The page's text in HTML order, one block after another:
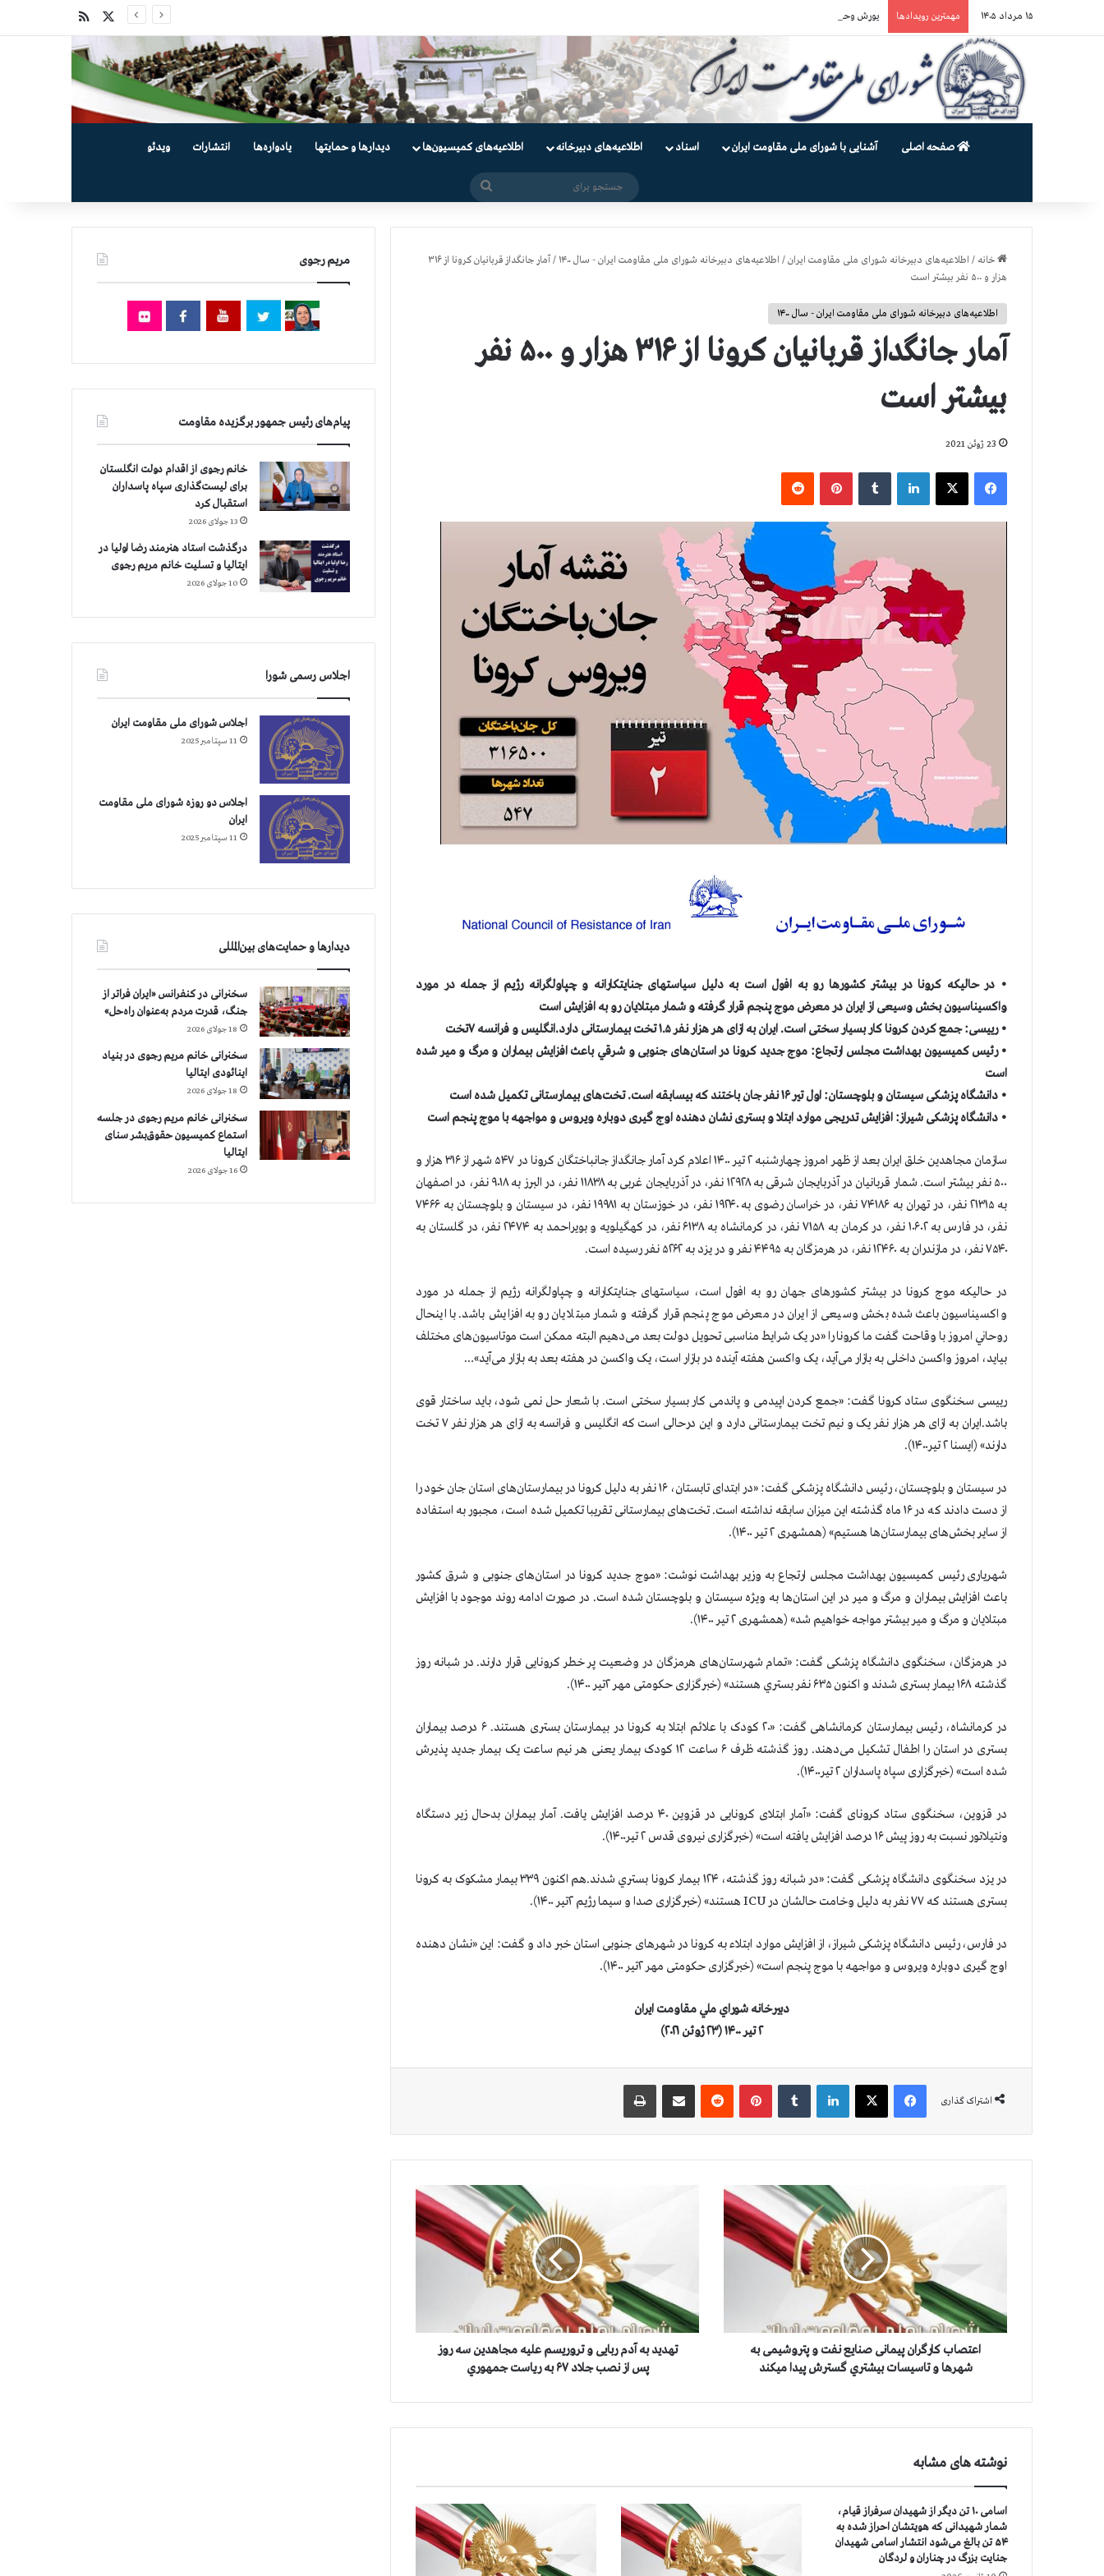
۱۵ مرداد ۱۴۰۵ مهمترین رویدادها یورش وحشیانه گارد زندان اوین به سالن ۵ بند ۷ و ضرب و شتم زندانیان
صفحه اصلی آشنایی با شورای ملی مقاومت ایران اسناد اطلاعیه‌های دبیرخانه اطلاعیه‌های کمیسیون‌‌ها دیدارها و حمایتها یادواره‌ها انتشارات ویدئو
خانه / اطلاعیه‌های دبیرخانه شورای ملی مقاومت ایران/ اطلاعیه‌های دبیرخانه شورای ملی مقاومت ایران - سال ۱۴۰۰ /
آمار جانگداز قربانيان كرونا از ۳۱۶
هزار و ۵۰۰ نفر بيشتر است
اطلاعیه‌های دبیرخانه شورای ملی مقاومت ایران - سال ۱۴۰۰
آمار جانگداز قربانيان كرونا از ۳۱۶ هزار و ۵۰۰ نفر
بيشتر است
23 ژوئن 2021
فیس بوک X ‫پین‌ترست
• در حالیکه کرونا در بیشتر کشورها رو به افول است به دلیل سیاستهای جنایتکارانه و چپاولگرانه رژیم از جمله در مورد
واکسیناسیون بخش وسیعی از ایران در معرض موج پنجم قرار گرفته و شمار مبتلایان رو به افزایش است
• رییسی: جمع کردن كرونا کار بسیار سختی است. ایران به ازای هر هزار نفر ۱.۵ تخت بیمارستانی دارد.انگلیس و فرانسه ۷تخت
• رئیس کمیسیون بهداشت مجلس ارتجاع: موج جدید کرونا در استان‌های جنوبی و شرقي باعث افزایش بیماران و مرگ و میر شده
است
• دانشگاه پزشکی سیستان و بلوچستان: اول تير ۱۶ نفر جان باختند كه بيسابقه است. تخت‌های بیمارستانی تکمیل شده است
• دانشگاه پزشکی شیراز: افزایش تدریجی موارد ابتلا و بستری نشان دهنده اوج گیری دوباره ویروس و مواجهه با موج پنجم است
سازمان مجاهدين خلق ايران بعد از ظهر امروز چهارشنبه ۲ تیر ۱۴۰۰ اعلام كرد آمار جانگداز جانباختگان كرونا در ۵۴۷ شهر از ۳۱۶ هزار و
۵۰۰ نفر بيشتر است. شمار قربانيان در آذربایجان شرقی به ۱۲۹۲۸ نفر، در آذربایجان غربی به ۱۱۸۳۸ نفر، در البرز به ۹۰۱۸ نفر، در اصفهان
به ۲۱۳۱۵ نفر، در تهران به ۷۴۱۸۶ نفر، در خراسان رضوی به ۱۹۲۴۰ نفر، در خوزستان به ۱۹۹۸۱ نفر، در سیستان و بلوچستان به ۷۴۶۶
نفر، در فارس به ۱۰۶۰۲ نفر، در کرمان به ۷۱۵۸ نفر، در کرمانشاه به ۶۱۳۸ نفر، در کهگیلویه و بویراحمد به ۲۴۷۴ نفر، در گلستان به
۷۵۴۰ نفر، در مازندران به ۱۲۴۶۰ نفر، در هرمزگان به ۴۴۹۵ نفر و در یزد به ۵۲۶۲ نفر رسیده است.
در حالیکه موج کرونا در بیشتر کشورهای جهان رو به افول است، سیاستهای جنایتکارانه و چپاولگرانه رژیم از جمله در مورد
واکسیناسیون باعث شده بخش وسیعی از ایران در معرض موج پنجم قرار گرفته و شمار مبتلایان رو به افزایش باشد. با اينحال
روحاني امروز با وقاحت گفت ما كرونا را «در یک شرایط مناسبی تحویل دولت بعد می‌دهیم البته ممکن است موتاسیون‌های مختلف
بیاید، امروز واکسن داخلی به بازار می‌آید، یک واکسن هفته آینده در بازار است، یک واکسن در هفته بعد به بازار می‌آید»…
رییسی سخنگوی ستاد کرونا گفت: «جمع کردن اپیدمی و پاندمی کار بسیار سختی است. با شعار حل نمی شود، باید ساختار قوی
باشد.ایران به ازای هر هزار نفر یک و نیم تخت بیمارستانی دارد و این درحالی است که انگلیس و فرانسه به ازای هر هزار نفر ۷ تخت
دارند» (ایسنا ۲ تیر۱۴۰۰).
در سیستان و بلوچستان، رئیس دانشگاه پزشکی گفت: «در ابتدای تابستان، ۱۶ نفر به دلیل کرونا در بیمارستان‌های استان جان خود را
از دست دادند که در ۱۶ ماه گذشته این میزان سابقه نداشته است. تخت‌های بیمارستانی تقریبا تکمیل شده است، مجبور به استفاده
از سایر بخش‌های بیمارستان‌ها هستیم» (همشهری ۲ تیر ۱۴۰۰).
شهریاری رئیس کمیسیون بهداشت مجلس ارتجاع به وزیر بهداشت نوشت: «موج جدید کرونا در استان‌های جنوبی و شرق کشور
باعث افزایش بیماران و مرگ و میر در این استان‌ها به ویژه سیستان و بلوچستان شده است. در صورت ادامه روند موجود با افزایش
مبتلایان و مرگ و میر بیشتر مواجه خواهیم شد» (همشهری ۲ تیر ۱۴۰۰).
در هرمزگان، سخنگوی دانشگاه پزشکی گفت: «تمام شهرستان‌های هرمزگان در وضعیت پر خطر کرونایی قرار دارند. در شبانه روز
گذشته ۱۶۸ بیمار بستری شدند و اکنون ۶۳۵ نفر بستري هستند» (خبرگزاری حکومتی مهر ۲تیر ۱۴۰۰).
در کرمانشاه، رئیس بیمارستان کرمانشاهی گفت: «۲۰ کودک با علائم ابتلا به کرونا در بیمارستان بستری هستند. ۶ درصد بیماران
بستری در استان را اطفال تشکیل می‌دهند. روز گذشته ظرف ۶ ساعت ۱۲ کودک بیمار یعنی هر نیم ساعت یک بیمار جدید پذیرش
شده است» (خبرگزاری سپاه پاسداران ۲ تیر۱۴۰۰).
در قزوین، سخنگوی ستاد کرونای گفت: «آمار ابتلای کرونایی در قزوین ۴۰ درصد افزایش یافت. آمار بیماران بدحال زیر دستگاه
ونتیلاتور نسبت به روز پیش ۱۶ درصد افزایش یافته است» (خبرگزاری نیروی قدس ۲ تیر۱۴۰۰).
در یزد سخنگوی دانشگاه پزشکی گفت: «در شبانه روز گذشته، ۱۲۴ بیمار کرونا بستري شدند.هم اکنون ۳۳۹ بیمار مشکوک به کرونا
بستری هستند كه ۷۷ نفر به دلیل وخامت حالشان در ICU هستند» (خبرگزاری صدا و سیما رژیم ۲تیر ۱۴۰۰).
در فارس، رئیس دانشگاه پزشکی شیراز، از افزایش موارد ابتلاء به کرونا در شهرهای جنوبی استان خبر داد و گفت: اين «نشان دهنده
اوج گیری دوباره ویروس و مواجهه با موج پنجم است» (خبرگزاری حکومتی مهر ۲تیر ۱۴۰۰).
دبيرخانه شوراي ملي مقاومت ايران
۲ تیر ۱۴۰۰ (۲۳ ژوئن ۲۰۲۱)
اشتراک گذاری
فیس بوک X ‫پین‌ترست ‫رددیت
ا
ر
ن
ا
ن
ی
ص
ن
ا
ی
اعتصاب کارگران پیمانی صنایع نفت و پتروشیمی به
شهرها و تاسيسات بيشتري گسترش پيدا ميكند
آ
د
ا
ر
ر
ی
س
م
تهدید به آدم ربایی و تروریسم علیه مجاهدین سه روز
پس از نصب جلاد ۶۷ به رياست جمهوري
نوشته های مشابه
اسامی ۱۰ تن دیگر از شهیدان سرفراز قیام،
شمار شهیدانی که هویتشان احراز شده به
۵۴ تن بالغ می‌شود انتشار اسامی شهیدان
جنایت بزرگ در چناران و لردگان
مریم رجوی
پیام‌های رئیس جمهور برگزیده مقاومت
خانم رجوی از اقدام دولت انگلستان
برای لیست‌گذاری سپاه پاسداران
استقبال کرد
13 جولای 2026
درگذشت استاد هنرمند رضا اولیا در
ایتالیا و تسلیت خانم مریم رجوی
10 جولای 2026
اجلاس رسمی شورا
اجلاس شورای ملی مقاومت ایران
11 سپتامبر 2025
اجلاس دو روزه شورای ملی مقاومت
ایران
11 سپتامبر 2025
دیدارها و حمایت‌های بین‌المللی
سخنرانی در کنفرانس «ایران فراتر از
جنگ، قدرت مردم به‌عنوان راه‌حل»
18 جولای 2026
سخنرانی خانم مریم رجوی در بنیاد
اینائودی ایتالیا
18 جولای 2026
سخنرانی خانم مریم رجوی در جلسه
استماع کمیسیون حقوق‌بشر سنای
ایتالیا
16 جولای 2026